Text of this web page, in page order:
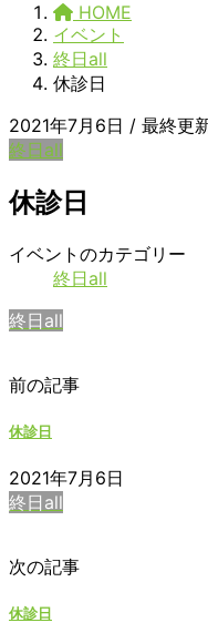
HOME
イベント
終日all
休診日
2021年7月6日 / 最終更
終日all
休診日
休
イベントのカテゴリー
終日all
終日all
前の記事
休診日
2021年7月6日
終日all
次の記事
休診日